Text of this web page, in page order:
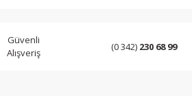
Güvenli
Alışveriş
(0 342) 230 68 99